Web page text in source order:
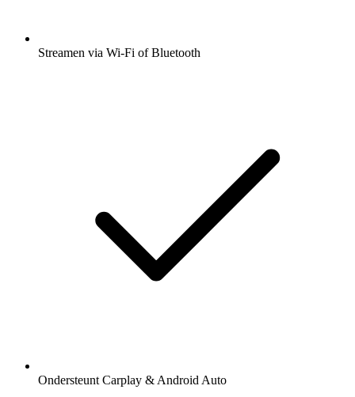
Streamen via Wi-Fi of Bluetooth
Ondersteunt Carplay & Android Auto